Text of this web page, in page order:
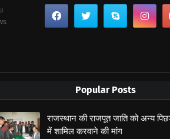
Popular Posts
राजस्थान की राजपूत जाति को अन्य
में शामिल करवाने की मांग